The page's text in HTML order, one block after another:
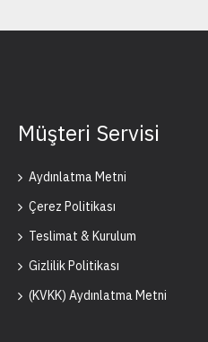
Müşteri Servisi
Aydınlatma Metni
Çerez Politikası
Teslimat & Kurulum
Gizlilik Politikası
(KVKK) Aydınlatma Metni